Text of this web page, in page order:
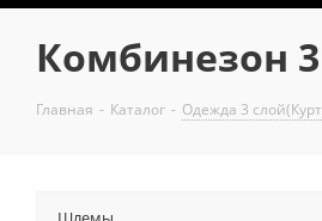
Комбинезон
Главная - Каталог - Одежда 3